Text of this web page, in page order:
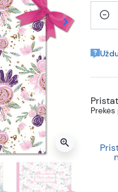
Tęsti
keyboard_arrow_right
zoom_in